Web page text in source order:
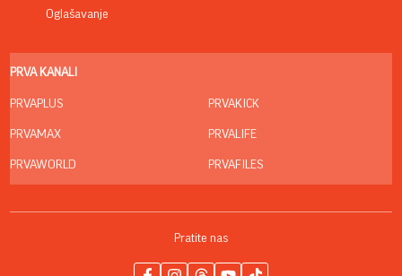
Oglašavanje
PRVA KANALI
PRVAPLUS
PRVAMAX
PRVAWORLD
PRVAKICK
PRVALIFE
PRVAFILES
Pratite nas